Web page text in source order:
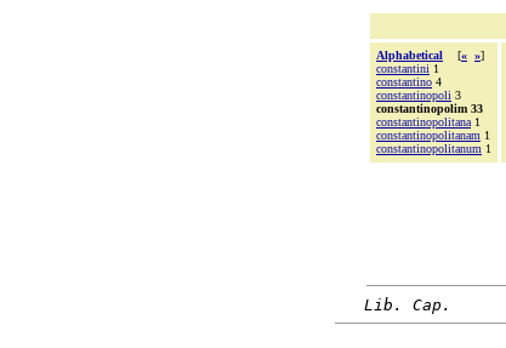
Alphabetical [« »]
constantini 1
constantino 4
constantinopoli 3
constantinopolim 33
constantinopolitana 1
constantinopolitanam 1
constantinopolitanum 1
Lib. Cap.